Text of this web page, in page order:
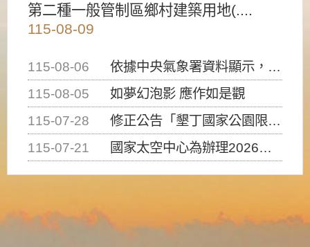
第二種一般管制區鄉村建築用地(....
115-08-09
115-08-06
依據中央氣象署資料顯示，白海豚颱風持續接近臺灣，請密切注意動向及早完成防災應變準備
115-08-05
如夢幻泡影 應作如是觀
115-07-28
修正公告「墾丁國家公園限制水域遊憩活動之種類、範圍、時間及行為」，自即日生效。
115-07-21
國家太空中心為辦理2026台灣盃火箭競賽，陸、海、空域警戒及協調相關事宜，因颱風備案事宜